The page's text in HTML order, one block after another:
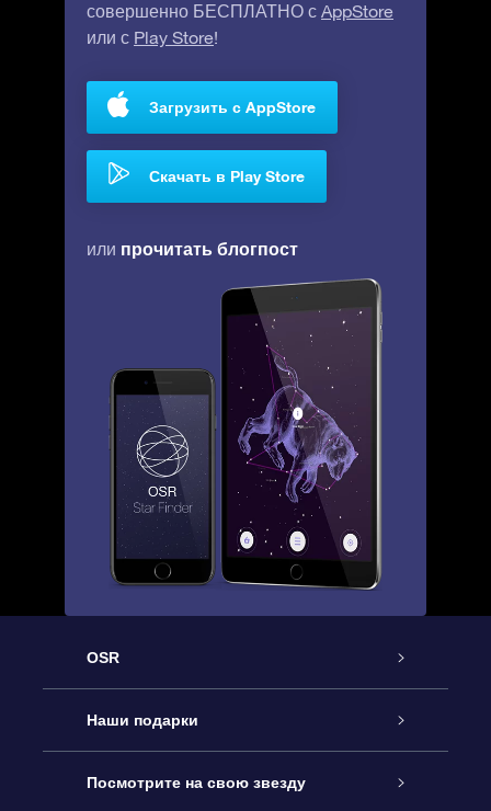
совершенно БЕСПЛАТНО с AppStore
или с Play Store!
Загрузить с AppStore
Скачать в Play Store
или прочитать блогпост
OSR
Обслуживание
Как с нами связаться
Наши подарки
Онлайн подарок Online Star Gift
Посмотрите на свою звезду